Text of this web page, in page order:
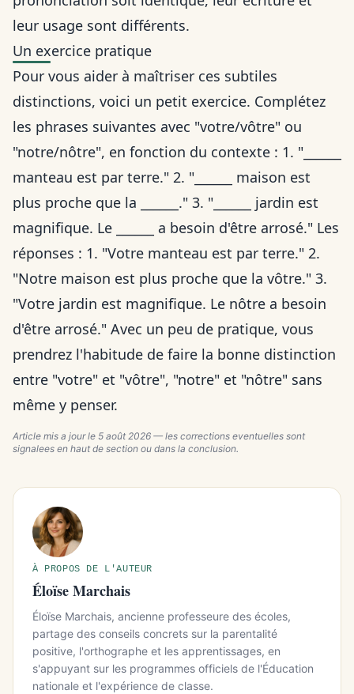
leur usage sont différents.
Un exercice pratique
Pour vous aider à maîtriser ces subtiles
distinctions, voici un petit exercice. Complétez
les phrases suivantes avec "votre/vôtre" ou
"notre/nôtre", en fonction du contexte : 1. "______
manteau est par terre." 2. "______ maison est
plus proche que la ______." 3. "______ jardin est
magnifique. Le ______ a besoin d'être arrosé." Les
réponses : 1. "Votre manteau est par terre." 2.
"Notre maison est plus proche que la vôtre." 3.
"Votre jardin est magnifique. Le nôtre a besoin
d'être arrosé." Avec un peu de pratique, vous
prendrez l'habitude de faire la bonne distinction
entre "votre" et "vôtre", "notre" et "nôtre" sans
même y penser.
Article mis a jour le 5 août 2026 — les corrections eventuelles sont
signalees en haut de section ou dans la conclusion.
À PROPOS DE L'AUTEUR
Éloïse Marchais
Éloïse Marchais, ancienne professeure des écoles,
partage des conseils concrets sur la parentalité
positive, l'orthographe et les apprentissages, en
s'appuyant sur les programmes officiels de l'Éducation
nationale et l'expérience de classe.